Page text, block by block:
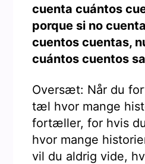
cuenta cuántos
porque si no
cuentos cuentas,
cuántos cuentos
Oversæt: Når du
tæl hvor mange
fortæller, for hvis
hvor mange
vil du aldrig vide,